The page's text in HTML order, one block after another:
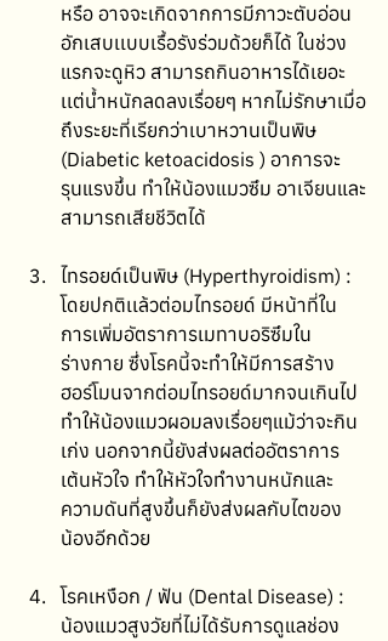
หรือ อาจจะเกิดจากการมีภาวะตับอ่อน
อักเสบเเบบเรื้อรังร่วมด้วยก็ได้ ในช่วง
แรกจะดูหิว สามารถกินอาหารได้เยอะ
เเต่น้ำหนักลดลงเรื่อยๆ หากไม่รักษาเมื่อ
ถึงระยะที่เรียกว่าเบาหวานเป็นพิษ
(Diabetic ketoacidosis ) อาการจะ
รุนแรงขึ้น ทำให้น้องแมวซึม อาเจียนและ
สามารถเสียชีวิตได้
ไทรอยด์เป็นพิษ (Hyperthyroidism) :
โดยปกติเเล้วต่อมไทรอยด์ มีหน้าที่ใน
การเพิ่มอัตราการเมทาบอริซึมใน
ร่างกาย ซึ่งโรคนี้จะทำให้มีการสร้าง
ฮอร์โมนจากต่อมไทรอยด์มากจนเกินไป
ทำให้น้องแมวผอมลงเรื่อยๆแม้ว่าจะกิน
เก่ง นอกจากนี้ยังส่งผลต่ออัตราการ
เต้นหัวใจ ทำให้หัวใจทำงานหนักและ
ความดันที่สูงขึ้นก็ยังส่งผลกับไตของ
น้องอีกด้วย
โรคเหงือก / ฟัน (Dental Disease) :
น้องแมวสูงวัยที่ไม่ได้รับการดูแลช่อง